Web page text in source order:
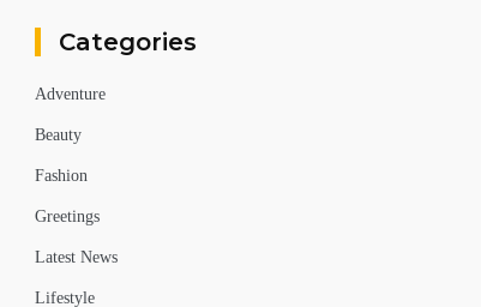
Categories
Adventure
Beauty
Fashion
Greetings
Latest News
Lifestyle